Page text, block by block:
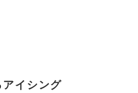
アイシング